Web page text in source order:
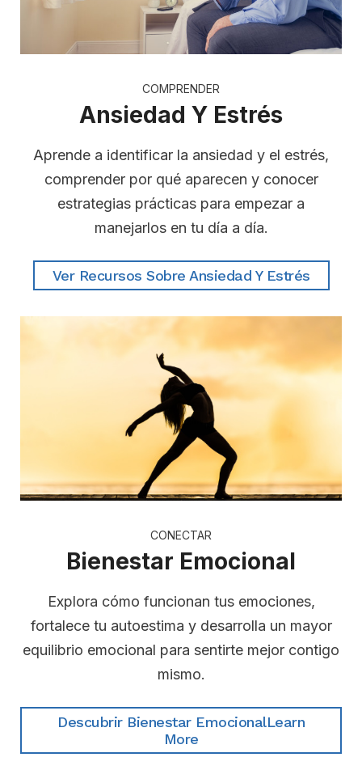
COMPRENDER
Ansiedad Y Estrés
Aprende a identificar la ansiedad y el estrés,
comprender por qué aparecen y conocer
estrategias prácticas para empezar a
manejarlos en tu día a día.
Ver Recursos Sobre Ansiedad Y Estrés
CONECTAR
Bienestar Emocional
Explora cómo funcionan tus emociones,
fortalece tu autoestima y desarrolla un mayor
equilibrio emocional para sentirte mejor contigo
mismo.
Descubrir Bienestar EmocionalLearn
More